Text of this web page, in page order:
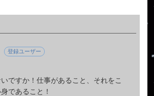
登録ユーザー
ですか！仕事があること、それをこ
であること！